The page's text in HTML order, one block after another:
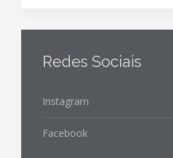
Redes Sociais
Instagram
Facebook